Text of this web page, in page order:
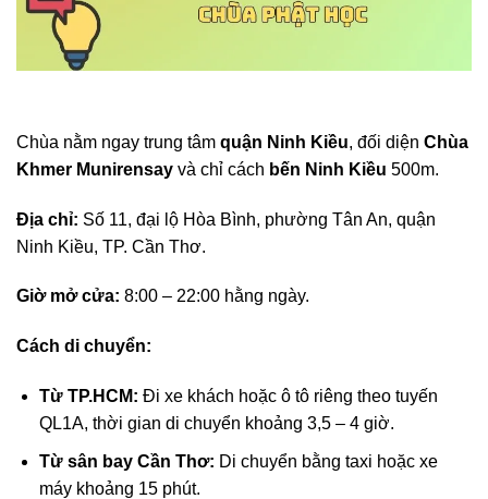
Chùa nằm ngay trung tâm quận Ninh Kiều, đối diện Chùa
Khmer Munirensay và chỉ cách bến Ninh Kiều 500m.
Địa chỉ: Số 11, đại lộ Hòa Bình, phường Tân An, quận
Ninh Kiều, TP. Cần Thơ.
Giờ mở cửa: 8:00 – 22:00 hằng ngày.
Cách di chuyển:
Từ TP.HCM: Đi xe khách hoặc ô tô riêng theo tuyến
QL1A, thời gian di chuyển khoảng 3,5 – 4 giờ.
Từ sân bay Cần Thơ: Di chuyển bằng taxi hoặc xe
máy khoảng 15 phút.